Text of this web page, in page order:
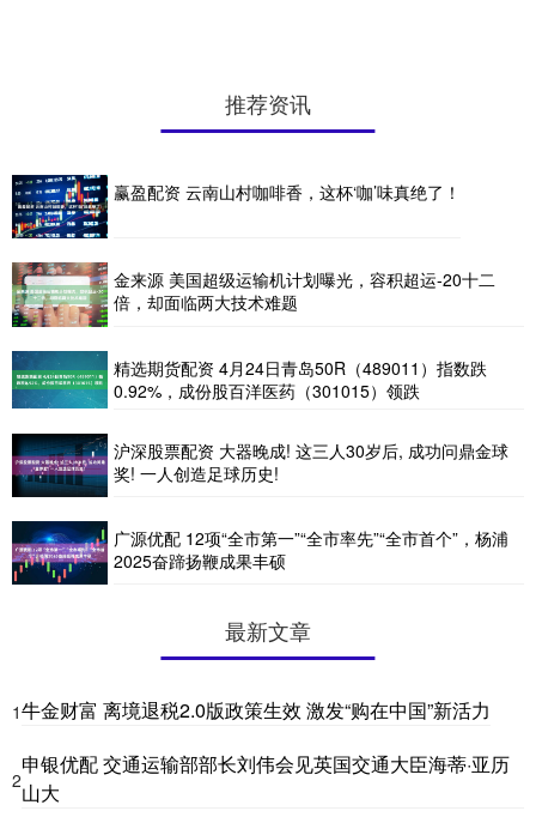
推荐资讯
赢盈配资 云南山村咖啡香，这杯‘咖’味真绝了！
金来源 美国超级运输机计划曝光，容积超运-20十二
倍，却面临两大技术难题
精选期货配资 4月24日青岛50R（489011）指数跌
0.92%，成份股百洋医药（301015）领跌
沪深股票配资 大器晚成! 这三人30岁后, 成功问鼎金球
奖! 一人创造足球历史!
广源优配 12项“全市第一”“全市率先”“全市首个”，杨浦
2025奋蹄扬鞭成果丰硕
最新文章
1牛金财富 离境退税2.0版政策生效 激发“购在中国”新活力
2
申银优配 交通运输部部长刘伟会见英国交通大臣海蒂·亚历
山大